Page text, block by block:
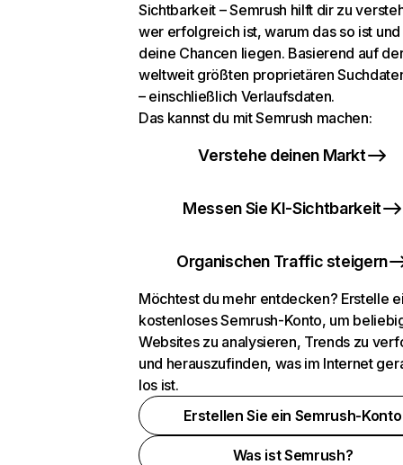
Sichtbarkeit – Semrush hilft dir zu
wer erfolgreich ist, warum das so ist
deine Chancen liegen. Basierend auf
weltweit größten proprietären
– einschließlich Verlaufsdaten.
Das kannst du mit Semrush machen:
Verstehe deinen Markt
Messen Sie KI-Sichtbarkeit
Organischen Traffic steigern
Möchtest du mehr entdecken? Erstelle
kostenloses Semrush-Konto, um
Websites zu analysieren, Trends zu
und herauszufinden, was im Internet
los ist.
Erstellen Sie ein Semrush-Konto
Was ist Semrush?